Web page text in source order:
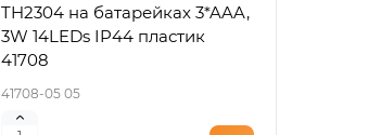
TH2304 на батарейках 3*AAA,
3W 14LEDs IP44 пластик
41708
41708-05 05